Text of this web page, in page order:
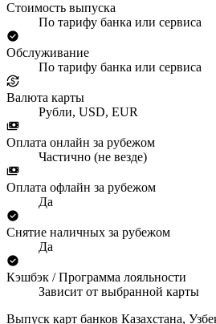
Стоимость выпуска
По тарифу банка или сервиса
Обслуживание
По тарифу банка или сервиса
Валюта карты
Рубли, USD, EUR
Оплата онлайн за рубежом
Частично (не везде)
Оплата офлайн за рубежом
Да
Снятие наличных за рубежом
Да
Кэшбэк / Программа лояльности
Зависит от выбранной карты
Выпуск карт банков Казахстана,